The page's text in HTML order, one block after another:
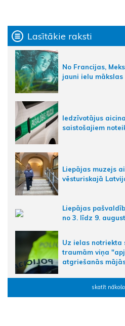
Lasītākie raksti
No Francijas,
jauni ielu
Iedzīvotājus
saistošajiem
Liepājas muzejs
vēsturiskajā
Liepājas
no 3. līdz 9.
Uz ielas notriekta
traumām viņa
atgriešanās
skatīt nākošo